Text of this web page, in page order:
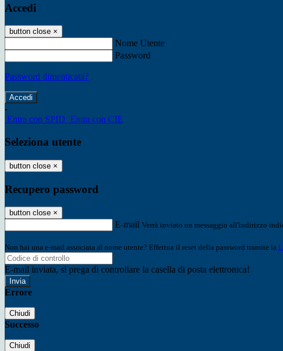
Accedi
button close ×
Nome Utente
Password
Password dimenticata?
-
Entra con SPID Entra con CIE
Seleziona utente
button close ×
Recupero password
button close ×
E-mail Verrà inviato un messaggio all'indirizzo
Non hai una e-mail associata al nome utente? Effettua il reset della password tramite la
E-mail inviata, si prega di controllare la casella di posta elettronica!
Errore
Chiudi
Successo
Chiudi